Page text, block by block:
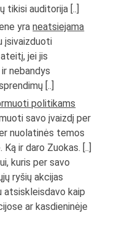
tikisi auditorija [..]
yraneatsiejama
įsivaizduoti
jei jis
nebandys
[..]
politikams
savo įvaizdį per
nuolatinės temos
ir daro Zuokas. [..]
kuris per savo
ryšių akcijas
atsiskleisdavo kaip
ar kasdieninėje